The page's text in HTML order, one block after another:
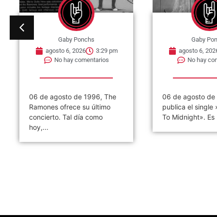
Gaby Ponchs
agosto 6, 2026
3:29 pm
No hay comentarios
06 de agosto de 1996, The
Ramones ofrece su último
concierto. Tal día como
hoy,...
Gaby
agosto 6,
No hay
06 de agosto de
publica el single
To Midnight». Es